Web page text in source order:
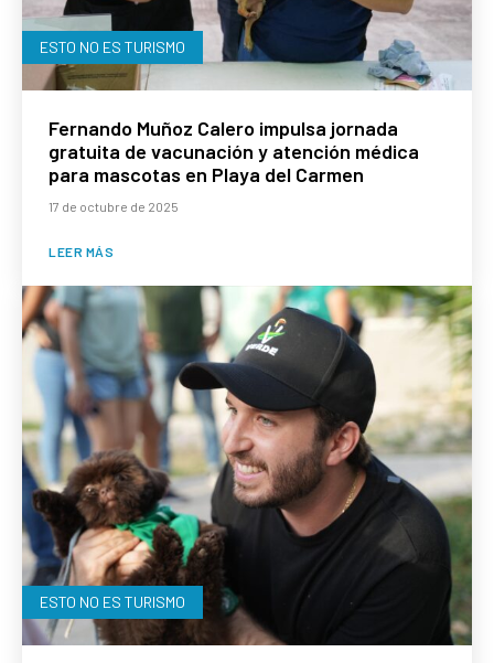
ESTO NO ES TURISMO
Fernando Muñoz Calero impulsa jornada
gratuita de vacunación y atención médica
para mascotas en Playa del Carmen
17 de octubre de 2025
LEER MÁS
ESTO NO ES TURISMO